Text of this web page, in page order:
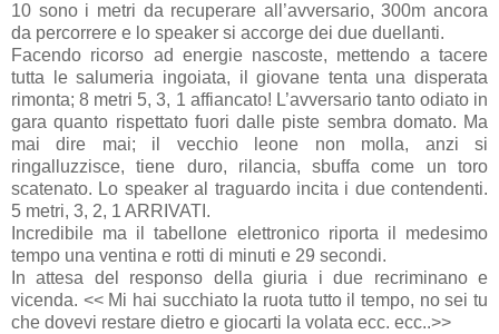
10 sono i metri da recuperare all’avversario, 300m ancora
da percorrere e lo speaker si accorge dei due duellanti.
Facendo ricorso ad energie nascoste, mettendo a tacere
tutta le salumeria ingoiata, il giovane tenta una disperata
rimonta; 8 metri 5, 3, 1 affiancato! L’avversario tanto odiato in
gara quanto rispettato fuori dalle piste sembra domato. Ma
mai dire mai; il vecchio leone non molla, anzi si
ringalluzzisce, tiene duro, rilancia, sbuffa come un toro
scatenato. Lo speaker al traguardo incita i due contendenti.
5 metri, 3, 2, 1 ARRIVATI.
Incredibile ma il tabellone elettronico riporta il medesimo
tempo una ventina e rotti di minuti e 29 secondi.
In attesa del responso della giuria i due recriminano e
vicenda. << Mi hai succhiato la ruota tutto il tempo, no sei tu
che dovevi restare dietro e giocarti la volata ecc. ecc..>>